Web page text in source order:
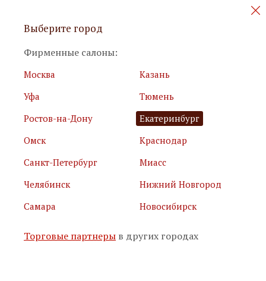
Персональные акции и новинки
Я принимаю
условия использования сайта
Я соглашаюсь сполитикой обработки персональных
Подписаться
Выберите город
Фирменные салоны:
Москва
Казань
Уфа
Тюмень
Ростов-на-Дону
Екатеринбург
Омск
Краснодар
Санкт-Петербург
Миасс
Челябинск
Нижний Новгород
Самара
Новосибирск
Торговые партнеры в других городах